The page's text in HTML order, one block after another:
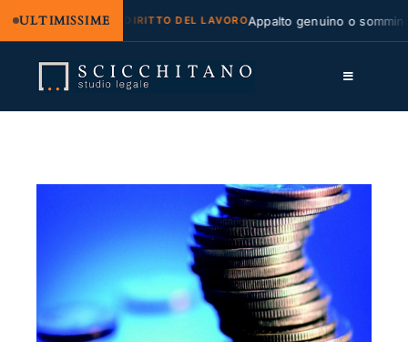
ULTIMISSIMEDIRITTO DEL LAVOROAppalto genuino o
contenuto
Toggle